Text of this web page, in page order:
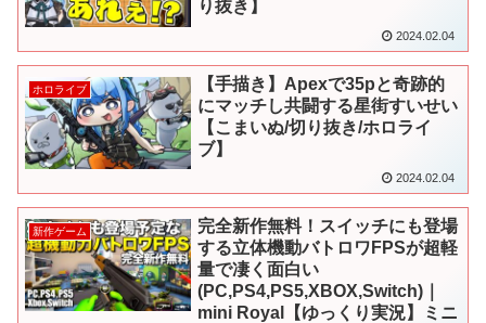
り抜き】
2024.02.04
ホロライブ
【手描き】Apexで35pと奇跡的
にマッチし共闘する星街すいせい
【こまいぬ/切り抜き/ホロライ
ブ】
2024.02.04
新作ゲーム
完全新作無料！スイッチにも登場
する立体機動バトロワFPSが超軽
量で凄く面白い
(PC,PS4,PS5,XBOX,Switch)｜
mini Royal【ゆっくり実況】ミニ